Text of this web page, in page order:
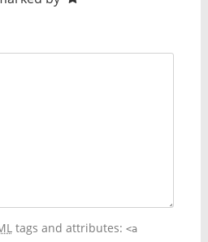
tags and attributes: <a